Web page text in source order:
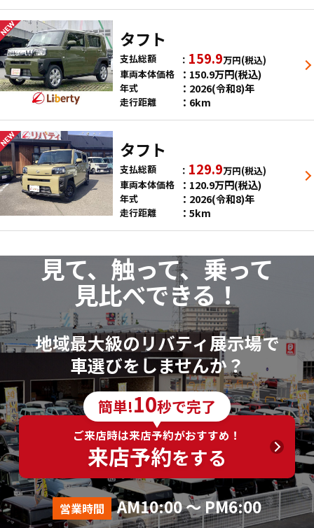
タフト
支払総額 159.9万円(税込)
車両本体価格
150.9万円(税込)
年式 2026(令和8)年
走行距離 6km
タフト
支払総額 129.9万円(税込)
車両本体価格
120.9万円(税込)
年式 2026(令和8)年
走行距離 5km
見て、触って、乗って
見比べできる！
地域最大級のリバティ展示場で
車選びをしませんか？
簡単!10秒で完了
ご来店時は来店予約がおすすめ！
来店予約をする
営業時間 AM10:00 ～ PM6:00